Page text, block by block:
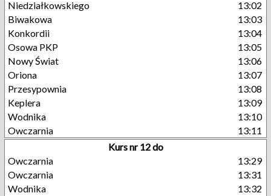
Niedziałkowskiego
13:02
Biwakowa
13:03
Konkordii
13:04
Osowa PKP
13:05
Nowy Świat
13:06
Oriona
13:07
Przesypownia
13:08
Keplera
13:09
Wodnika
13:10
Owczarnia
13:11
Kurs nr 12 do
Owczarnia
13:29
Owczarnia
13:31
Wodnika
13:32